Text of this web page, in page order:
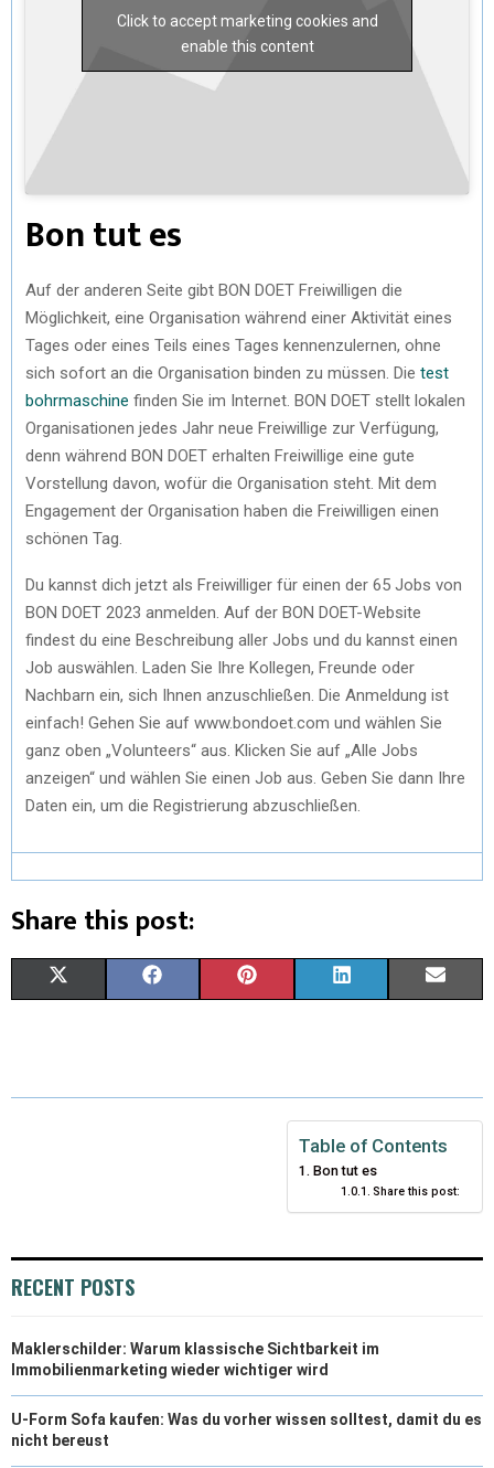
Click to accept marketing cookies and
enable this content
Bon tut es
Auf der anderen Seite gibt BON DOET Freiwilligen die
Möglichkeit, eine Organisation während einer Aktivität eines
Tages oder eines Teils eines Tages kennenzulernen, ohne
sich sofort an die Organisation binden zu müssen. Die test
bohrmaschine finden Sie im Internet. BON DOET stellt lokalen
Organisationen jedes Jahr neue Freiwillige zur Verfügung,
denn während BON DOET erhalten Freiwillige eine gute
Vorstellung davon, wofür die Organisation steht. Mit dem
Engagement der Organisation haben die Freiwilligen einen
schönen Tag.
Du kannst dich jetzt als Freiwilliger für einen der 65 Jobs von
BON DOET 2023 anmelden. Auf der BON DOET-Website
findest du eine Beschreibung aller Jobs und du kannst einen
Job auswählen. Laden Sie Ihre Kollegen, Freunde oder
Nachbarn ein, sich Ihnen anzuschließen. Die Anmeldung ist
einfach! Gehen Sie auf www.bondoet.com und wählen Sie
ganz oben „Volunteers“ aus. Klicken Sie auf „Alle Jobs
anzeigen“ und wählen Sie einen Job aus. Geben Sie dann Ihre
Daten ein, um die Registrierung abzuschließen.
Share this post:
W
E
R
E
K
T
S
K
E
D
I
N
I
Table of Contents
Bon tut es
Share this post:
RECENT POSTS
Maklerschilder: Warum klassische Sichtbarkeit im
Immobilienmarketing wieder wichtiger wird
U-Form Sofa kaufen: Was du vorher wissen solltest, damit du es
nicht bereust